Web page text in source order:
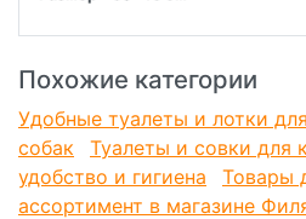
Похожие категории
Удобные туалеты и лотки
собак
Туалеты и совки для
удобство и гигиена
Товары
ассортимент в магазине